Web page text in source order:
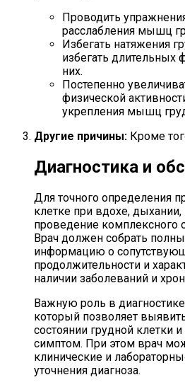
Проводить
расслабления мышц
Избегать натяжения
избегать длительных
них.
Постепенно
физической
укрепления мышц
Другие причины: Кроме
Диагностика и
Для точного определения
клетке при вдохе,
проведение комплексного
Врач должен собрать
информацию о
продолжительности и
наличии заболеваний и
Важную роль в
который позволяет
состоянии грудной клетки
симптом. При этом врач
клинические и
уточнения диагноза.